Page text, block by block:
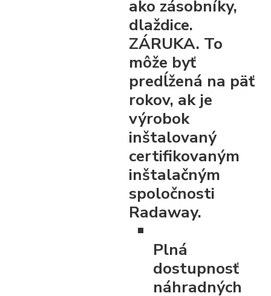
ako zásobníky,
dlaždice.
ZÁRUKA. To
môže byť
predĺžená na päť
rokov, ak je
výrobok
inštalovaný
certifikovaným
inštalačným
spoločnosti
Radaway.
Plná
dostupnosť
náhradných